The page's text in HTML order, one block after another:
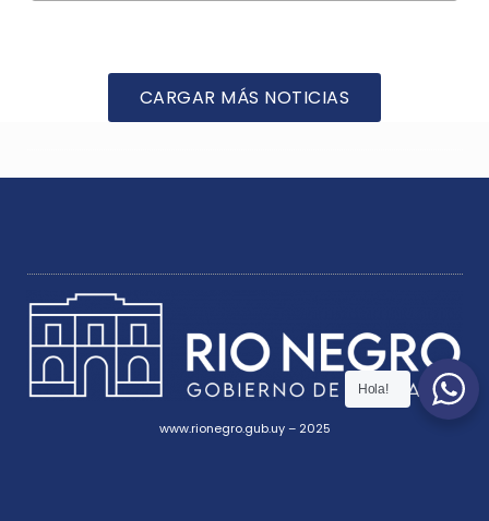
CARGAR MÁS NOTICIAS
www.rionegro.gub.uy – 2025
Hola!